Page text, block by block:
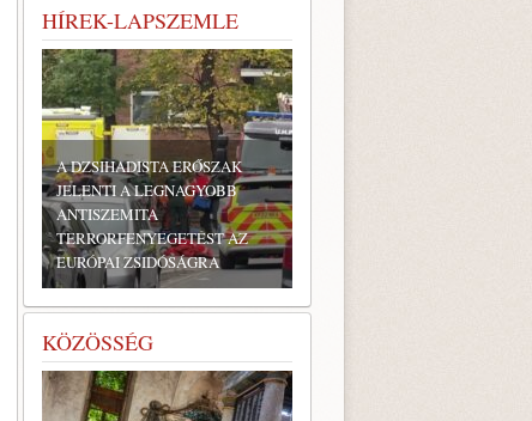
HÍREK-LAPSZEMLE
A DZSIHADISTA ERŐSZAK
JELENTI A LEGNAGYOBB
ANTISZEMITA
TERRORFENYEGETÉST AZ
EURÓPAI ZSIDÓSÁGRA
KÖZÖSSÉG